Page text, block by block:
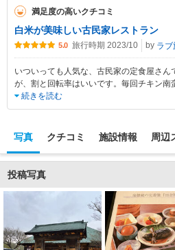
満足度の高いクチコミ
白米が美味しい古民家レストラン
5.0 旅行時期 2023/10 by ラブ
いついっても人気な、古民家の定食屋さ
が、割と回転率はいいです。毎回チキン南
続きを読む
写真 クチコミ 施設情報 周辺
投稿写真